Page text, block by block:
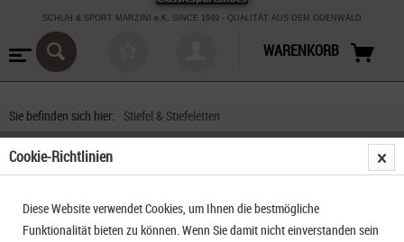
SCHUH & SPORT MARZINI e.K. SINCE 1949 - QUALITÄT AUS DEM ODENWALD
WARENKORB
Sie befinden sich hier: Stiefel & Stiefeletten
Cookie-Richtlinien
Diese Website verwendet Cookies, um Ihnen die bestmögliche
Funktionalität bieten zu können. Wenn Sie damit nicht einverstanden sein